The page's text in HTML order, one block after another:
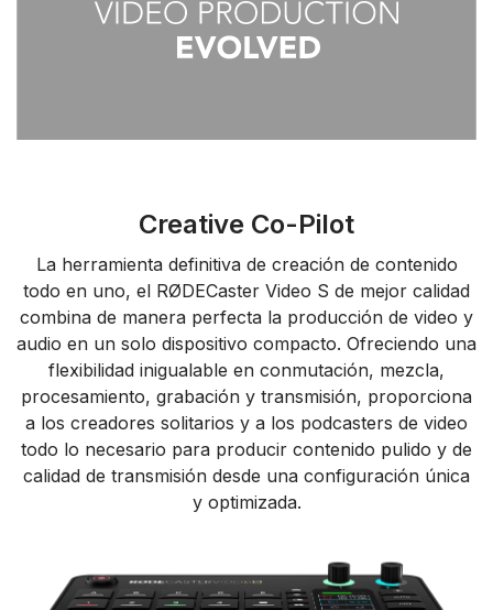
Creative Co-Pilot
La herramienta definitiva de creación de contenido
todo en uno, el RØDECaster Video S de mejor calidad
combina de manera perfecta la producción de video y
audio en un solo dispositivo compacto. Ofreciendo una
flexibilidad inigualable en conmutación, mezcla,
procesamiento, grabación y transmisión, proporciona
a los creadores solitarios y a los podcasters de video
todo lo necesario para producir contenido pulido y de
calidad de transmisión desde una configuración única
y optimizada.